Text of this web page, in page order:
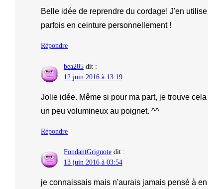
Belle idée de reprendre du cordage! J'en utilise
parfois en ceinture personnellement !
Répondre
bea285 dit :
12 juin 2016 à 13:19
Jolie idée. Même si pour ma part, je trouve cela
un peu volumineux au poignet. ^^
Répondre
FondantGrignote dit :
13 juin 2016 à 03:54
je connaissais mais n'aurais jamais pensé à en